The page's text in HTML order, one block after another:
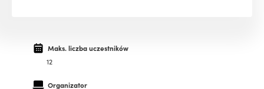
Maks. liczba uczestników
12
Organizator